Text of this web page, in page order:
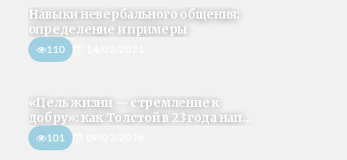
Навыки невербального общения:
определение и примеры
110
«Цель жизни — стремление к
добру»: как Толстой в 23 года нап...
101